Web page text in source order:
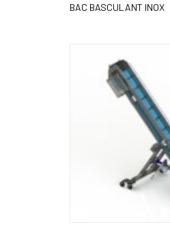
BAC BASCULANT INOX